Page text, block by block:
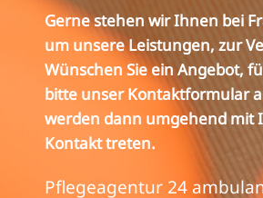
Gerne stehen wir Ihnen bei
um unsere Leistungen, zur
Wünschen Sie ein Angebot,
bitte unser Kontaktformular
werden dann umgehend mit
Kontakt treten.
Pflegeagentur 24